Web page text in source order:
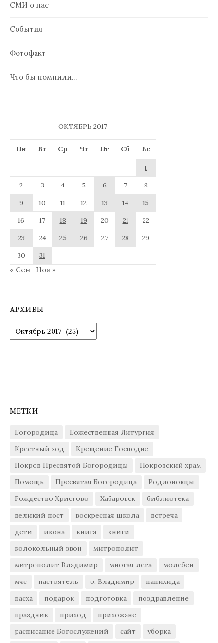
СМИ о нас
События
Фотофакт
Что бы помнили…
ОКТЯБРЬ 2017
Пн Вт Ср Чт Пт Сб Вс
1
2
3 4 5 6 7
8
9
10 11 12 13 14
15
16
17 18 19 20 21
22
23
24 25 26 27 28
29
30
31
« Сен Ноя »
АРХИВЫ
Архивы
МЕТКИ
Богородица
Божественная Литургия
Крестный ход
Крещение Господне
Покров Пресвятой Богородицы
Покровский храм
Помощь
Пресвятая Богородица
Родионовцы
Рождество Христово
Хабаровск
библиотека
великий пост
воскресная школа
встреча
дети
икона книга
книги
колокольный звон
митрополит
митрополит Владимир
многая лета
молебен
мчс
настоятель о. Владимир
панихида
пасха
подарок подготовка
поздравление
праздник
приход
прихожане
расписание Богослужений
сайт уборка